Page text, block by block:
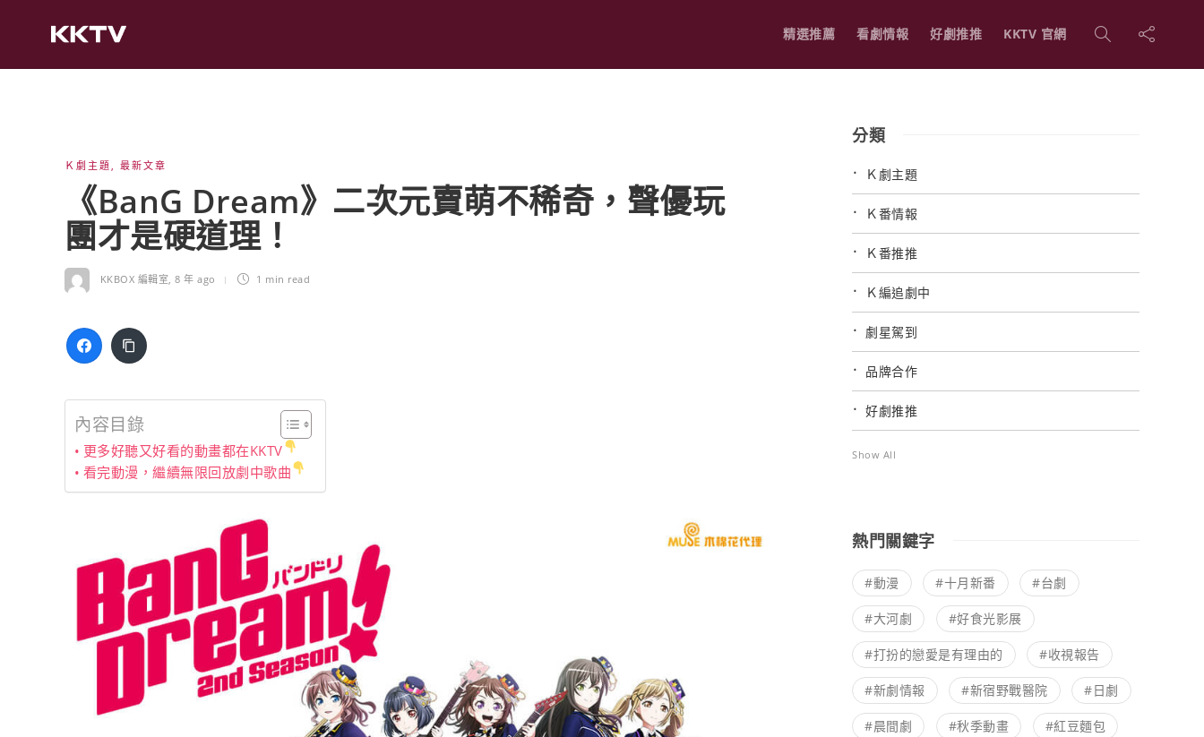
精選推薦 看劇情報 好劇推推 KKTV 官網
Ｋ劇主題, 最新文章
《BanG Dream》二次元賣萌不稀奇，聲優玩
團才是硬道理！
KKBOX 編輯室 8 年 ago 1 min read
內容目錄
更多好聽又好看的動畫都在KKTV
看完動漫，繼續無限回放劇中歌曲
分類
Ｋ劇主題
Ｋ番情報
Ｋ番推推
Ｋ編追劇中
劇星駕到
品牌合作
好劇推推
Show All
熱門關鍵字
#動漫 #十月新番 #台劇
#大河劇 #好食光影展
#打扮的戀愛是有理由的 #收視報告
#新劇情報 #新宿野戰醫院 #日劇
#晨間劇 #秋季動畫 #紅豆麵包